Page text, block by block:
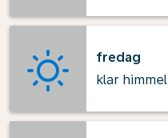
fredag
klar himmel